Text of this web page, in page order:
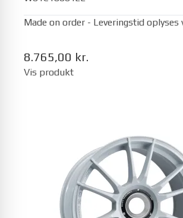
Made on order - Leveringstid oplyses
8.765,00 kr.
Vis produkt